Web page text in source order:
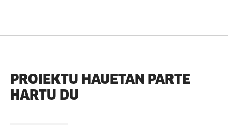
PROIEKTU HAUETAN PARTE
HARTU DU